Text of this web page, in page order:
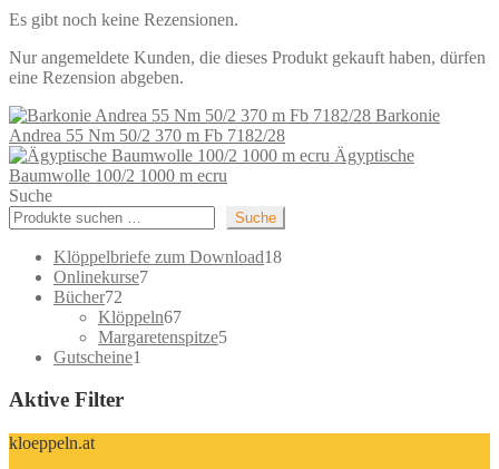
Es gibt noch keine Rezensionen.
Nur angemeldete Kunden, die dieses Produkt gekauft haben, dürfen
eine Rezension abgeben.
Barkonie
Andrea 55 Nm 50/2 370 m Fb 7182/28
Ägyptische
Baumwolle 100/2 1000 m ecru
Suche
Suche
Klöppelbriefe zum Download1818
Onlinekurse77
Bücher72
Produkte
Klöppeln6767
Produkte
Margaretenspitze55
Gutscheine1
Aktive Filter
kloeppeln.at